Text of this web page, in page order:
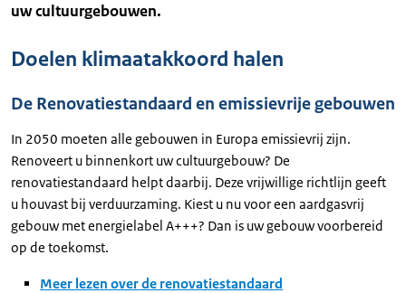
uw cultuurgebouwen.
Doelen klimaatakkoord halen
De Renovatiestandaard en emissievrije gebouwen
In 2050 moeten alle gebouwen in Europa emissievrij zijn.
Renoveert u binnenkort uw cultuurgebouw? De
renovatiestandaard helpt daarbij. Deze vrijwillige richtlijn geeft
u houvast bij verduurzaming. Kiest u nu voor een aardgasvrij
gebouw met energielabel A+++? Dan is uw gebouw voorbereid
op de toekomst.
Meer lezen over de renovatiestandaard